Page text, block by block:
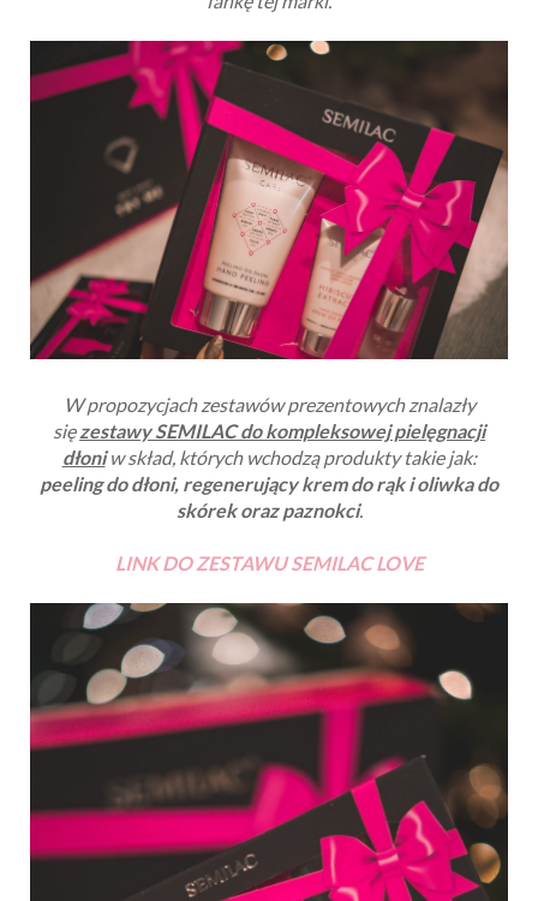
W propozycjach zestawów prezentowych znalazły
sięzestawy SEMILAC do kompleksowej pielęgnacji
dłoniw skład, których wchodzą produkty takie jak:
peeling do dłoni, regenerujący krem do rąk i oliwka do
skórek oraz paznokci.
LINK DO ZESTAWU SEMILAC LOVE